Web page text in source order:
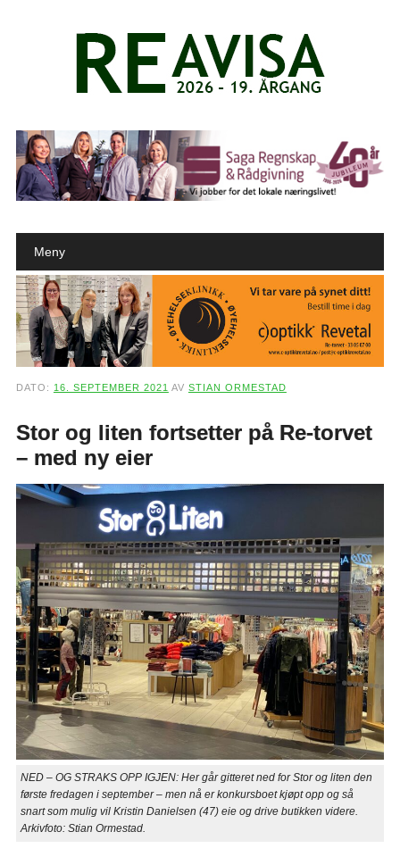
Main menu
Meny
DATO: 16. SEPTEMBER 2021 AV STIAN ORMESTAD
Stor og liten fortsetter på Re-torvet
– med ny eier
NED – OG STRAKS OPP IGJEN: Her går gitteret ned for Stor og liten den
første fredagen i september – men nå er konkursboet kjøpt opp og så
snart som mulig vil Kristin Danielsen (47) eie og drive butikken videre.
Arkivfoto: Stian Ormestad.